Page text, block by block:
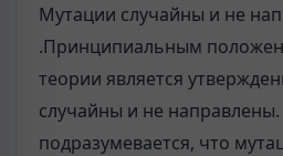
Мутации случайны и не
.Принципиальным
теории является
случайны и не
подразумевается, что